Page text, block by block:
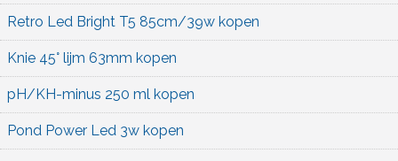
Retro Led Bright T5 85cm/39w kopen
Knie 45° lijm 63mm kopen
pH/KH-minus 250 ml kopen
Pond Power Led 3w kopen